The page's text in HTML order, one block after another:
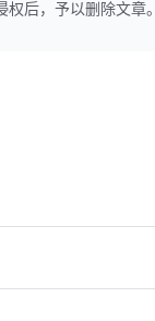
后，予以删除文章。